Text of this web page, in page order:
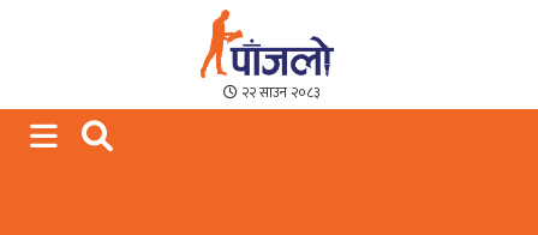
Paajalo News
We are from Far West Nepal
२२ साउन २०८३